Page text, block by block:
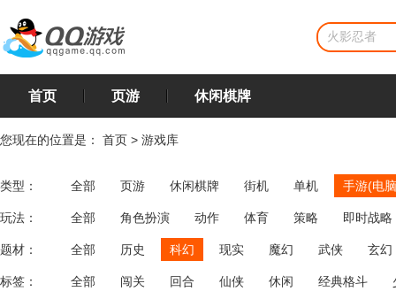
首页 页游 休闲棋牌
您现在的位置是： 首页 > 游戏库
类型： 全部 页游 休闲棋牌 街机 单机 手游(电
玩法： 全部 角色扮演 动作 体育 策略
即时战略
飞行
恋爱 第三人称射击 棋类 牌类 麻将
题材： 全部 历史 科幻 现实 魔幻 武侠 玄幻
标签： 全部 闯关 回合 仙侠 休闲 经典格斗